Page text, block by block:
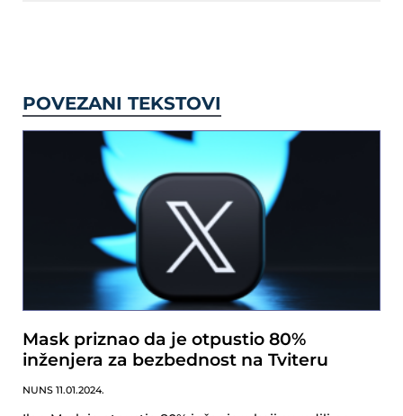
POVEZANI TEKSTOVI
Mask priznao da je otpustio 80%
inženjera za bezbednost na Tviteru
NUNS 11.01.2024.